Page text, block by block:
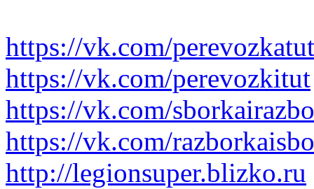
https://vk.com/perevozkatut
https://vk.com/perevozkitut
https://vk.com/
https://vk.com/
http://legionsuper.blizko.ru